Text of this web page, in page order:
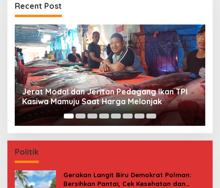
Recent Post
Premi Asuransi Diduga Tak Disetorkan, Ahli
Waris Ancam Gugat PT Mitra Sinar Sepadan
Finance ke PN Mamuju
Politik
Gerakan Langit Biru Demokrat Polman:
Bersihkan Pantai, Cek Kesehatan dan